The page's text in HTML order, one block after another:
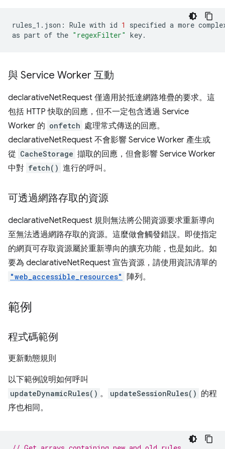
rules_1.json: Rule with id 1 specified a more
as part of the "regexFilter"
與 Service Worker 互動
declarativeNetRequest 僅適用於抵達網路堆疊的要求。這
包括 HTTP 快取的回應，但不一定包含透過 Service
Worker 的 onfetch 處理常式傳送的回應。
declarativeNetRequest 不會影響 Service Worker 產生或
從 CacheStorage 擷取的回應，但會影響 Service Worker
中對 fetch() 進行的呼叫。
可透過網路存取的資源
declarativeNetRequest 規則無法將公開資源要求重新導向
至無法透過網路存取的資源。這麼做會觸發錯誤。即使指定
的網頁可存取資源屬於重新導向的擴充功能，也是如此。如
要為 declarativeNetRequest 宣告資源，請使用資訊清單的
"web_accessible_resources" 陣列。
範例
程式碼範例
更新動態規則
以下範例說明如何呼叫
updateDynamicRules() 。 updateSessionRules() 的程
序也相同。